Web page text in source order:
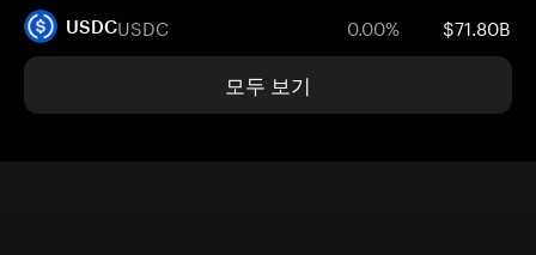
USDCUSDC 0.00% $71.80B
모두 보기